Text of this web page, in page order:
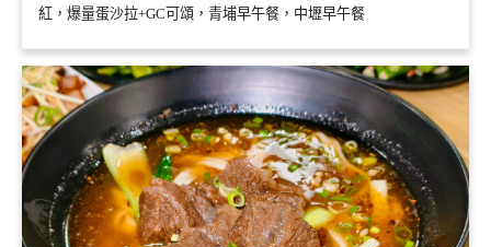
紅，爆量蛋沙拉+GC可頌，青埔早午餐，中壢早午餐